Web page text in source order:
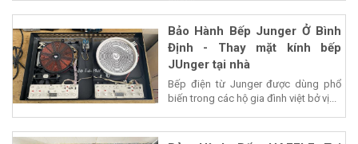
Bảo Hành Bếp Junger Ở Bình
Định - Thay mặt kính bếp
JUnger tại nhà
Bếp điện từ Junger được dùng phổ
biến trong các hộ gia đình việt bở vị...